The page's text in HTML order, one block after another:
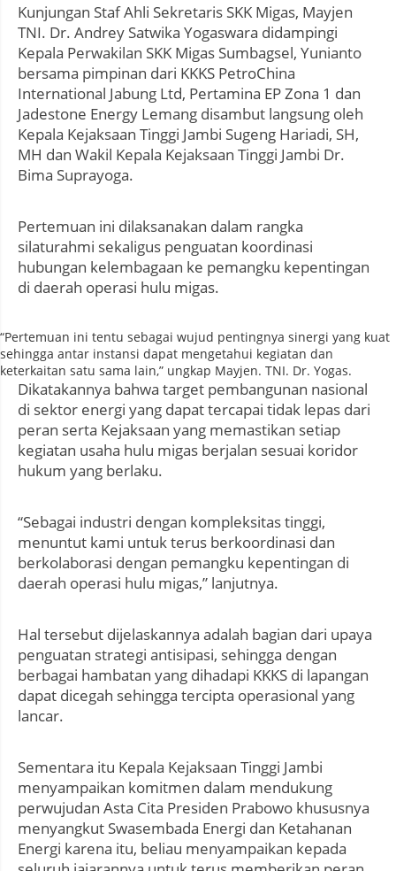
Kunjungan Staf Ahli Sekretaris SKK Migas, Mayjen
TNI. Dr. Andrey Satwika Yogaswara didampingi
Kepala Perwakilan SKK Migas Sumbagsel, Yunianto
bersama pimpinan dari KKKS PetroChina
International Jabung Ltd, Pertamina EP Zona 1 dan
Jadestone Energy Lemang disambut langsung oleh
Kepala Kejaksaan Tinggi Jambi Sugeng Hariadi, SH,
MH dan Wakil Kepala Kejaksaan Tinggi Jambi Dr.
Bima Suprayoga.
Pertemuan ini dilaksanakan dalam rangka
silaturahmi sekaligus penguatan koordinasi
hubungan kelembagaan ke pemangku kepentingan
di daerah operasi hulu migas.
“Pertemuan ini tentu sebagai wujud pentingnya sinergi yang kuat
sehingga antar instansi dapat mengetahui kegiatan dan
keterkaitan satu sama lain,” ungkap Mayjen. TNI. Dr. Yogas.
Dikatakannya bahwa target pembangunan nasional
di sektor energi yang dapat tercapai tidak lepas dari
peran serta Kejaksaan yang memastikan setiap
kegiatan usaha hulu migas berjalan sesuai koridor
hukum yang berlaku.
“Sebagai industri dengan kompleksitas tinggi,
menuntut kami untuk terus berkoordinasi dan
berkolaborasi dengan pemangku kepentingan di
daerah operasi hulu migas,” lanjutnya.
Hal tersebut dijelaskannya adalah bagian dari upaya
penguatan strategi antisipasi, sehingga dengan
berbagai hambatan yang dihadapi KKKS di lapangan
dapat dicegah sehingga tercipta operasional yang
lancar.
Sementara itu Kepala Kejaksaan Tinggi Jambi
menyampaikan komitmen dalam mendukung
perwujudan Asta Cita Presiden Prabowo khususnya
menyangkut Swasembada Energi dan Ketahanan
Energi karena itu, beliau menyampaikan kepada